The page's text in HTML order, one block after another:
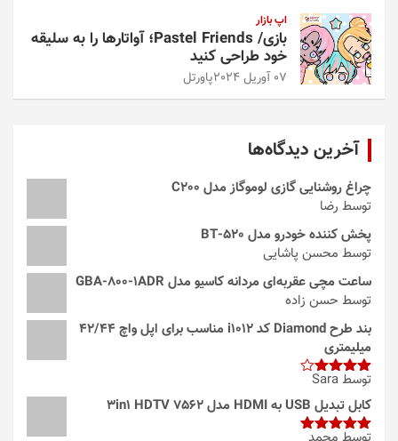
اپ بازار
بازی/ Agent Dash؛ سکه‌ها را جمع کنید
09 آوریل 2024 پاورتل
اخبار فناوری
و AMD را شکست داد
08 آوریل 2024
اپ بازار
پاورتل
سرعت دانلود این گوشی چینی، مغز شما را
منفجر می‌کند
07 آوریل 2024 پاورتل
07 آوریل 2024 پاورتل